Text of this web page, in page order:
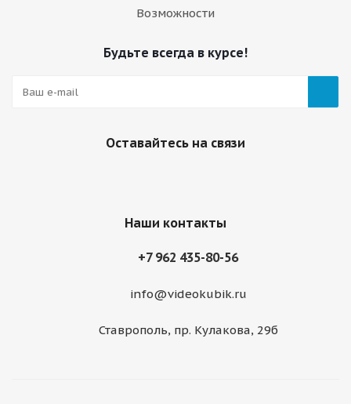
Возможности
Будьте всегда в курсе!
Оставайтесь на связи
Наши контакты
+7 962 435-80-56
info@videokubik.ru
Ставрополь, ​пр. Кулакова, 29б